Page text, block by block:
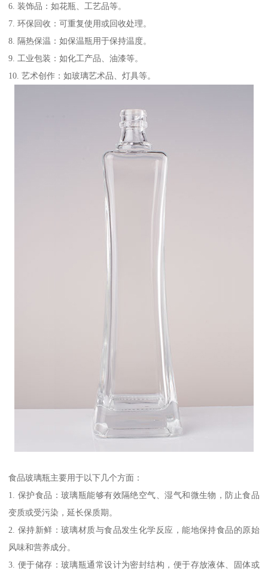
6. 装饰品：如花瓶、工艺品等。
7. 环保回收：可重复使用或回收处理。
8. 隔热保温：如保温瓶用于保持温度。
9. 工业包装：如化工产品、油漆等。
10. 艺术创作：如玻璃艺术品、灯具等。
食品玻璃瓶主要用于以下几个方面：
1. 保护食品：玻璃瓶能够有效隔绝空气、湿气和微生物，防止食品
变质或受污染，延长保质期。
2. 保持新鲜：玻璃材质与食品发生化学反应，能地保持食品的原始
风味和营养成分。
3. 便于储存：玻璃瓶通常设计为密封结构，便于存放液体、固体或